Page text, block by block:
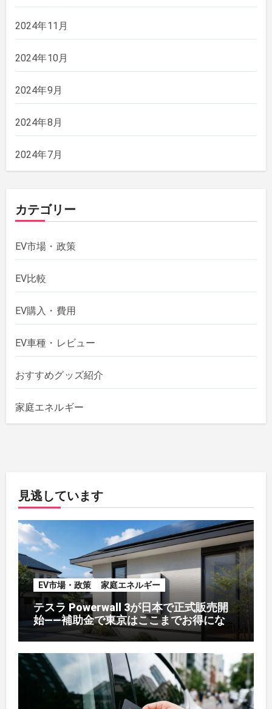
2024年11月
2024年10月
2024年9月
2024年8月
2024年7月
カテゴリー
EV市場・政策
EV比較
EV購入・費用
EV車種・レビュー
おすすめグッズ紹介
家庭エネルギー
見逃しています
EV市場・政策 家庭エネルギー
テスラ Powerwall 3が日本で正式販売開
始——補助金で東京はここまでお得になる
【2026年8月最新】